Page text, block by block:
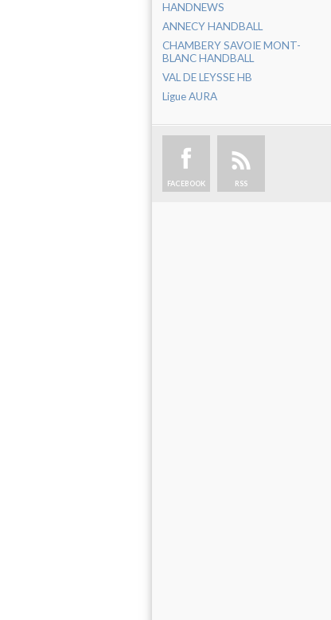
HANDNEWS
ANNECY HANDBALL
CHAMBERY SAVOIE MONT-
BLANC HANDBALL
VAL DE LEYSSE HB
Ligue AURA
FACEBOOK RSS